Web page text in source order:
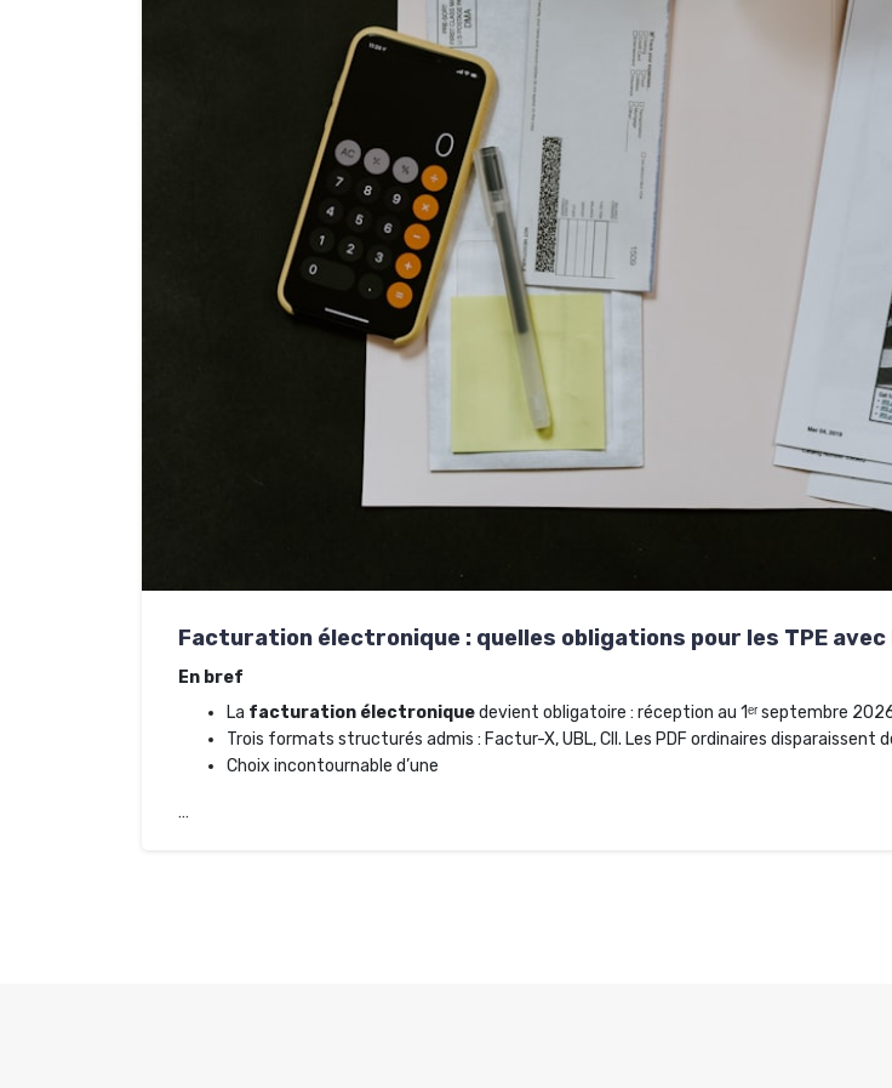
Facturation électronique : quelles obligations pour les TPE
En bref
La facturation électroniquedevient obligatoire : réception au 1ᵉʳ septembre
Trois formats structurés admis : Factur-X, UBL, CII. Les PDF ordinaires disparaissent
Choix incontournable d’une
…